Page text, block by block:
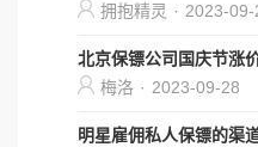
拥抱精灵 · 2023-09-
北京保镖公司国庆节涨价
梅洛 · 2023-09-28
明星雇佣私人保镖的渠